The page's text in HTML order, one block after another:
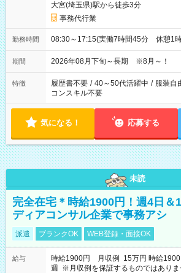
大宮(埼玉県)駅から徒歩3分
事務代行業
勤務時間 08:30～17:15(実働7時間45分 休憩1
期間 2026年08月下旬～長期 ※8月～！
特徴 履歴書不要 / 40～50代活躍中 / 服装自
コンスキル不要
気になる！ 応募する
未読
完全在宅＊時給1900円！週4日＆
ディアコンサル企業で事務アシ
派遣 ブランクOK WEB登録・面接OK
給与
時給1900円 月収例 15万円 時給
週 ※月収例を保証するものではあり